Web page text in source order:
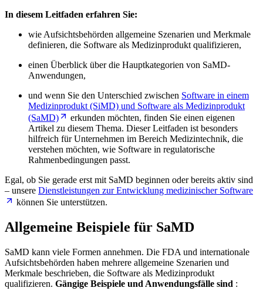
In diesem Leitfaden erfahren Sie:
wie Aufsichtsbehörden allgemeine Szenarien und Merkmale
definieren, die Software als Medizinprodukt qualifizieren,
einen Überblick über die Hauptkategorien von SaMD-
Anwendungen,
und wenn Sie den Unterschied zwischen Software in einem
Medizinprodukt (SiMD) und Software als Medizinprodukt
(SaMD)
erkunden möchten, finden Sie einen eigenen
Artikel zu diesem Thema. Dieser Leitfaden ist besonders
hilfreich für Unternehmen im Bereich Medizintechnik, die
verstehen möchten, wie Software in regulatorische
Rahmenbedingungen passt.
Egal, ob Sie gerade erst mit SaMD beginnen oder bereits aktiv sind
– unsere Dienstleistungen zur Entwicklung medizinischer Software
können Sie unterstützen.
Allgemeine Beispiele für SaMD
SaMD kann viele Formen annehmen. Die FDA und internationale
Aufsichtsbehörden haben mehrere allgemeine Szenarien und
Merkmale beschrieben, die Software als Medizinprodukt
qualifizieren. Gängige Beispiele und Anwendungsfälle sind :